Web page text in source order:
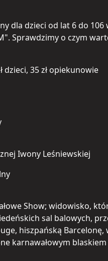
dla dzieci od lat 6 do
Sprawdzimy o czym
dzieci, 35 zł opiekunowie
Iwony Leśniewskiej
Show; widowisko,
sal balowych,
hiszpańską Barcelonę,
karnawałowym blaskiem